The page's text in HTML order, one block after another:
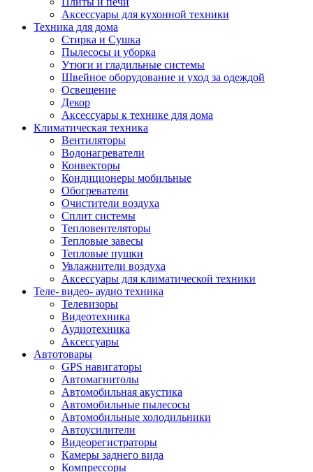
Аксессуары для кухонной техники
Техника для дома
Стирка и Сушка
Пылесосы и уборка
Утюги и гладильные системы
Швейное оборудование и уход за одеждой
Освещение
Декор
Аксессуары к технике для дома
Климатическая техника
Вентиляторы
Водонагреватели
Конвекторы
Кондиционеры мобильные
Обогреватели
Очистители воздуха
Сплит системы
Тепловентеляторы
Тепловые завесы
Тепловые пушки
Увлажнители воздуха
Аксессуары для климатической техники
Теле- видео- аудио техника
Телевизоры
Видеотехника
Аудиотехника
Аксессуары
Автотовары
GPS навигаторы
Автомагнитолы
Автомобильная акустика
Автомобильные пылесосы
Автомобильные холодильники
Автоусилители
Видеорегистраторы
Камеры заднего вида
Компрессоры